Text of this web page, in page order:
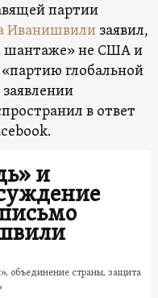
партии
Иванишвилизаявил,
шантаже» не США и
глобальной
в ответ
и
объединение страны, защита